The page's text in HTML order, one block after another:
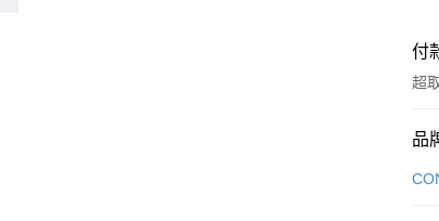
付
超
付
信
品